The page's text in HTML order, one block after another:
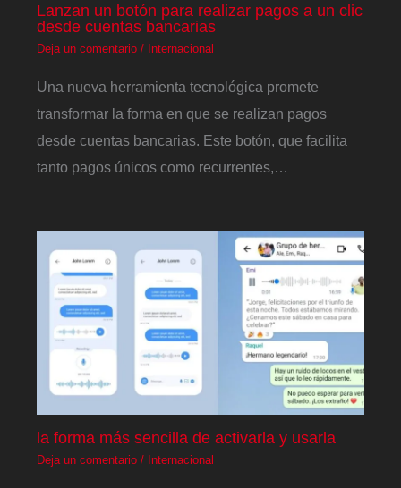
Lanzan un botón para realizar pagos a un clic
desde cuentas bancarias
Deja un comentario / Internacional
Una nueva herramienta tecnológica promete
transformar la forma en que se realizan pagos
desde cuentas bancarias. Este botón, que facilita
tanto pagos únicos como recurrentes,…
la forma más sencilla de activarla y usarla
Deja un comentario / Internacional